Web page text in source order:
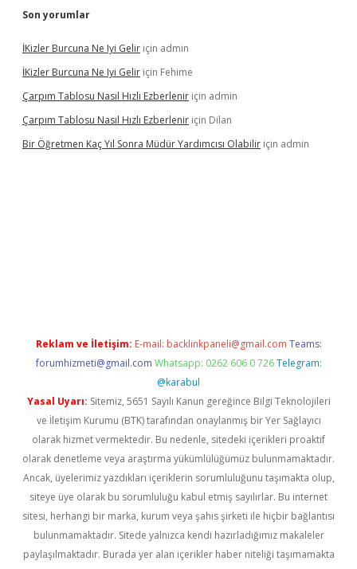
Son yorumlar
İKizler Burcuna Ne Iyi Gelir için admin
İKizler Burcuna Ne Iyi Gelir için Fehime
Çarpım Tablosu Nasıl Hızlı Ezberlenir için admin
Çarpım Tablosu Nasıl Hızlı Ezberlenir için Dilan
Bir Öğretmen Kaç Yıl Sonra Müdür Yardımcısı Olabilir için admin
Reklam ve İletişim: E-mail: backlinkpaneli@gmail.com Teams:
forumhizmeti@gmail.com Whatsapp: 0262 606 0 726 Telegram:
@karabul
Yasal Uyarı: Sitemiz, 5651 Sayılı Kanun gereğince Bilgi Teknolojileri
ve İletişim Kurumu (BTK) tarafından onaylanmış bir Yer Sağlayıcı
olarak hizmet vermektedir. Bu nedenle, sitedeki içerikleri proaktif
olarak denetleme veya araştırma yükümlülüğümüz bulunmamaktadır.
Ancak, üyelerimiz yazdıkları içeriklerin sorumluluğunu taşımakta olup,
siteye üye olarak bu sorumluluğu kabul etmiş sayılırlar. Bu internet
sitesi, herhangi bir marka, kurum veya şahıs şirketi ile hiçbir bağlantısı
bulunmamaktadır. Sitede yalnızca kendi hazırladığımız makaleler
paylaşılmaktadır. Burada yer alan içerikler haber niteliği taşımamakta